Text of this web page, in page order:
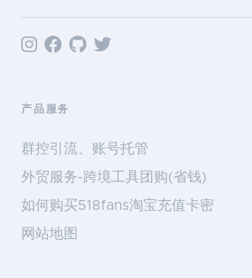
产品服务
群控引流、账号托管
外贸服务-跨境工具团购(省钱)
如何购买518fans淘宝充值卡密
网站地图